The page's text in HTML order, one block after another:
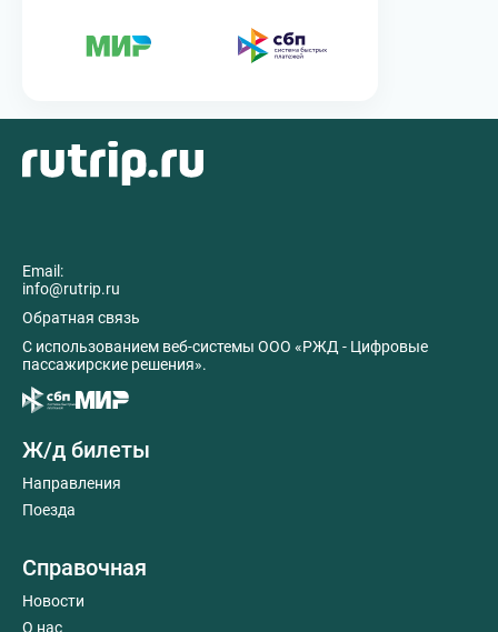
Email:
info@rutrip.ru
Обратная связь
C использованием веб-системы ООО «РЖД - Цифровые
пассажирские решения».
Ж/д билеты
Направления
Поезда
Справочная
Новости
О нас